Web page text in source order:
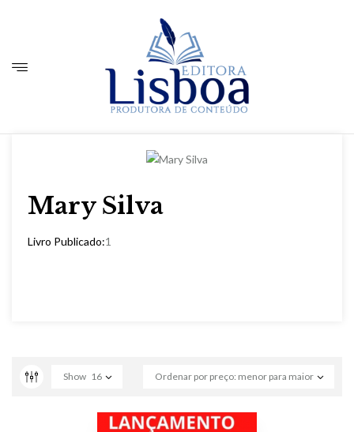
Mary Silva
Livro Publicado:1
Ordenar por preço: menor para maior
Show 16